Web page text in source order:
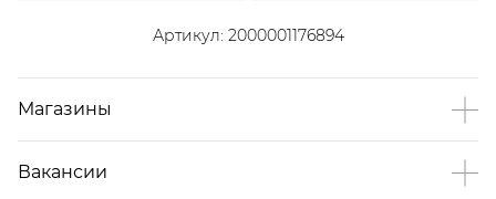
Артикул: 2000001176894
Магазины
Вакансии